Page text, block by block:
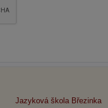
Jazyková škola Březinka